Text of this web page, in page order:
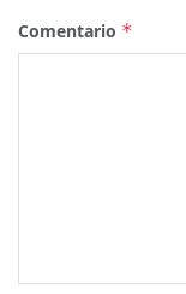
Comentario *